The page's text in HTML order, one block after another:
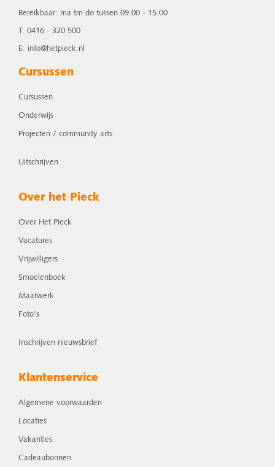
Bereikbaar: ma tm do tussen 09.00 - 15.00
T: 0416 - 320 500
E: info@hetpieck.nl
Cursussen
Cursussen
Onderwijs
Projecten / community arts
Uitschrijven
Over het Pieck
Over Het Pieck
Vacatures
Vrijwilligers
Smoelenboek
Maatwerk
Foto's
Inschrijven nieuwsbrief
Klantenservice
Algemene voorwaarden
Locaties
Vakanties
Cadeaubonnen